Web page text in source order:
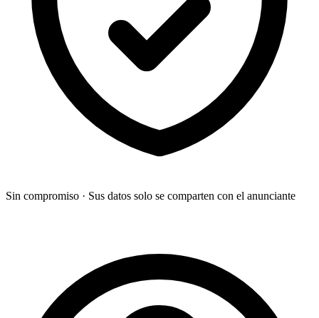
Sin compromiso · Sus datos solo se comparten con el anunciante